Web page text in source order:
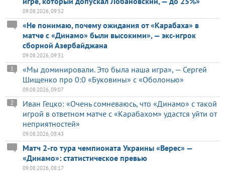
09.08.2026, 09:52
«Не понимаю, почему ожидания от «Карабаха» в
матче с «Динамо» были высокими», — экс-игрок
сборной Азербайджана
09.08.2026, 09:31
«Мы доминировали. Это была наша игра», — Сергей
Шищенко про 0:0 «Буковины» с «Оболонью»
1
09.08.2026, 09:07
Иван Гецко: «Очень сомневаюсь, что «Динамо» с такой
игрой в ответном матче с «Карабахом» удастся уйти от
неприятностей»
2
09.08.2026, 08:43
Матч 2-го тура чемпионата Украины «Верес» —
«Динамо»: статистическое превью
09.08.2026, 08:17